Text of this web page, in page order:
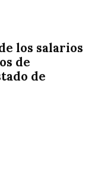
los salarios
de
de